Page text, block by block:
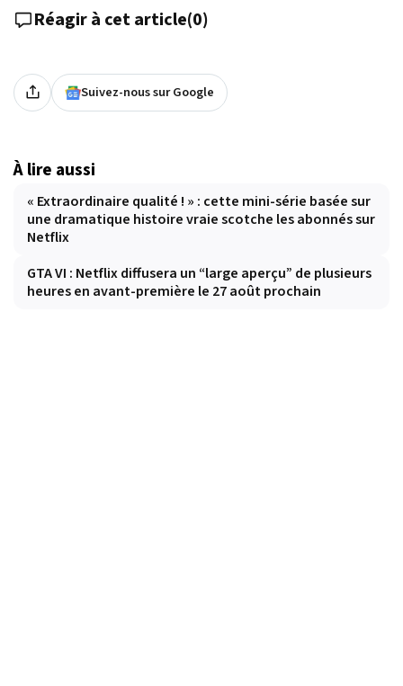
Réagir à cet article(0)
Suivez-nous sur Google
À lire aussi
« Extraordinaire qualité ! » : cette mini-série basée sur
une dramatique histoire vraie scotche les abonnés sur
Netflix
GTA VI : Netflix diffusera un “large aperçu” de plusieurs
heures en avant-première le 27 août prochain